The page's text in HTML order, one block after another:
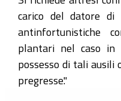
carico del datore di
antinfortunistiche
plantari nel caso
possesso di tali ausili
pregresse."